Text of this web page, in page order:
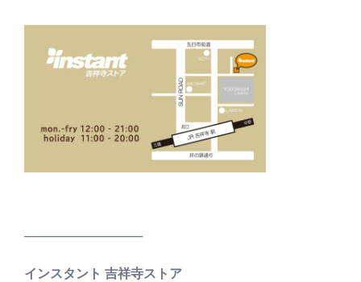
インスタント 吉祥寺ストア